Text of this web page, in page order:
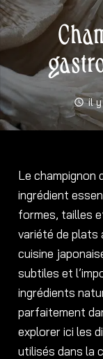
schedule il
Le champignon
ingrédient
formes, tailles
variété de plats
cuisine
subtiles et
ingrédients
parfaitement
explorer ici les
utilisés dans la